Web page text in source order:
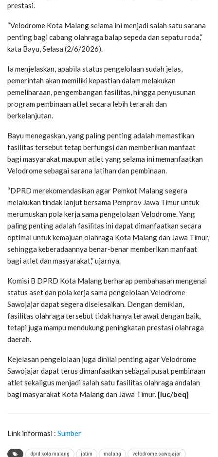
prestasi.
“Velodrome Kota Malang selama ini menjadi salah satu sarana
penting bagi cabang olahraga balap sepeda dan sepatu roda,”
kata Bayu, Selasa (2/6/2026).
Ia menjelaskan, apabila status pengelolaan sudah jelas,
pemerintah akan memiliki kepastian dalam melakukan
pemeliharaan, pengembangan fasilitas, hingga penyusunan
program pembinaan atlet secara lebih terarah dan
berkelanjutan.
Bayu menegaskan, yang paling penting adalah memastikan
fasilitas tersebut tetap berfungsi dan memberikan manfaat
bagi masyarakat maupun atlet yang selama ini memanfaatkan
Velodrome sebagai sarana latihan dan pembinaan.
“DPRD merekomendasikan agar Pemkot Malang segera
melakukan tindak lanjut bersama Pemprov Jawa Timur untuk
merumuskan pola kerja sama pengelolaan Velodrome. Yang
paling penting adalah fasilitas ini dapat dimanfaatkan secara
optimal untuk kemajuan olahraga Kota Malang dan Jawa Timur,
sehingga keberadaannya benar-benar memberikan manfaat
bagi atlet dan masyarakat,” ujarnya.
Komisi B DPRD Kota Malang berharap pembahasan mengenai
status aset dan pola kerja sama pengelolaan Velodrome
Sawojajar dapat segera diselesaikan. Dengan demikian,
fasilitas olahraga tersebut tidak hanya terawat dengan baik,
tetapi juga mampu mendukung peningkatan prestasi olahraga
daerah.
Kejelasan pengelolaan juga dinilai penting agar Velodrome
Sawojajar dapat terus dimanfaatkan sebagai pusat pembinaan
atlet sekaligus menjadi salah satu fasilitas olahraga andalan
bagi masyarakat Kota Malang dan Jawa Timur. [luc/beq]
Link informasi : Sumber
dprd kota malang jatim malang velodrome sawojajar